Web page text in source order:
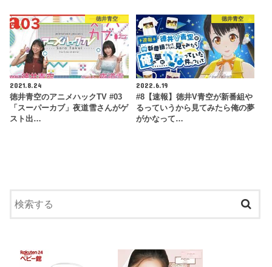
徳井青空
2021.8.24
徳井青空のアニメハックTV #03
「スーパーカブ」夜道雪さんがゲ
スト出…
徳井青空
2022.6.19
#8【速報】徳井V青空が新番組や
るっていうから見てみたら俺の夢
がかなって…